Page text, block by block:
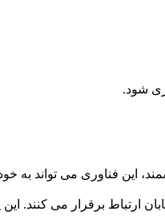
شود.
این فناوری می تواند به
برقرار می کنند. این